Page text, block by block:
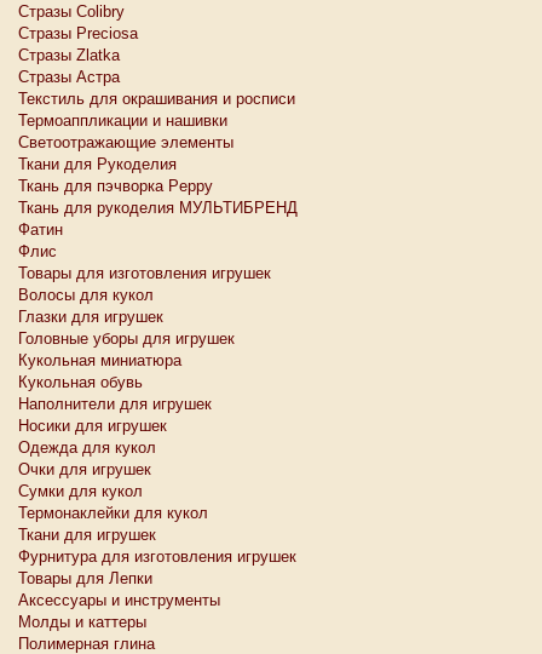
Стразы Colibry
Стразы Preciosa
Стразы Zlatka
Стразы Астра
Текстиль для окрашивания и росписи
Термоаппликации и нашивки
Светоотражающие элементы
Ткани для Рукоделия
Ткань для пэчворка Peppy
Ткань для рукоделия МУЛЬТИБРЕНД
Фатин
Флис
Товары для изготовления игрушек
Волосы для кукол
Глазки для игрушек
Головные уборы для игрушек
Кукольная миниатюра
Кукольная обувь
Наполнители для игрушек
Носики для игрушек
Одежда для кукол
Очки для игрушек
Сумки для кукол
Термонаклейки для кукол
Ткани для игрушек
Фурнитура для изготовления игрушек
Товары для Лепки
Аксессуары и инструменты
Молды и каттеры
Полимерная глина